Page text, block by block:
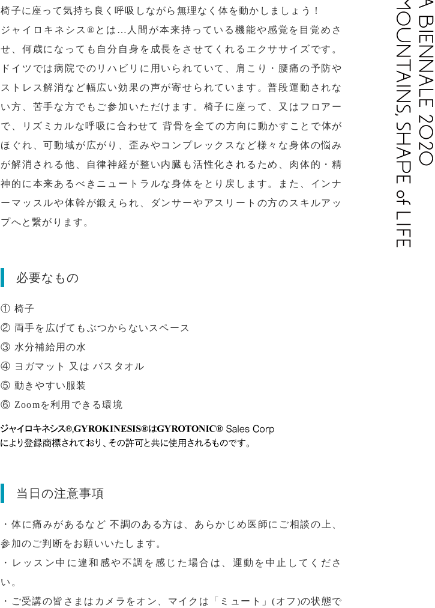
椅子に座って気持ち良く呼吸しながら無理なく体を動かしましょう！
ジャイロキネシス®とは…人間が本来持っている機能や感覚を目覚めさ
せ、何歳になっても自分自身を成長をさせてくれるエクササイズです。
ドイツでは病院でのリハビリに用いられていて、肩こり・腰痛の予防や
ストレス解消など幅広い効果の声が寄せられています。普段運動されな
い方、苦手な方でもご参加いただけます。椅子に座って、又はフロアー
で、リズミカルな呼吸に合わせて 背骨を全ての方向に動かすことで体が
ほぐれ、可動域が広がり、歪みやコンプレックスなど様々な身体の悩み
が解消される他、自律神経が整い内臓も活性化されるため、肉体的・精
神的に本来あるべきニュートラルな身体をとり戻します。また、インナ
ーマッスルや体幹が鍛えられ、ダンサーやアスリートの方のスキルアッ
プへと繋がります。
必要なもの
① 椅子
② 両手を広げてもぶつからないスペース
③ 水分補給用の水
④ ヨガマット 又は バスタオル
⑤ 動きやすい服装
⑥ Zoomを利用できる環境
当日の注意事項
・体に痛みがあるなど 不調のある方は、あらかじめ医師にご相談の上、
参加のご判断をお願いいたします。
・レッスン中に違和感や不調を感じた場合は、運動を中止してくださ
い。
・ご受講の皆さまはカメラをオン、マイクは「ミュート」(オフ)の状態で